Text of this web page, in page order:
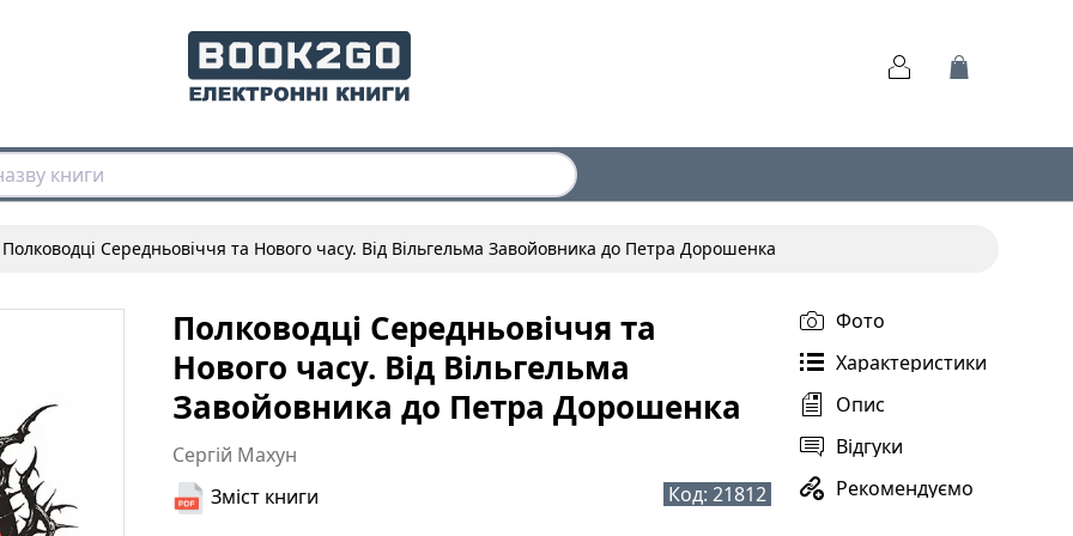
Полководці Середньовіччя та Нового часу. Від Вільгельма Завойовника до Петра Дорошенка
Фото
Характеристики
Опис
Відгуки
Рекомендуємо
Полководці Середньовіччя та
Нового часу. Від Вільгельма
Завойовника до Петра Дорошенка
Сергій Махун
Код: 21812
Зміст книги